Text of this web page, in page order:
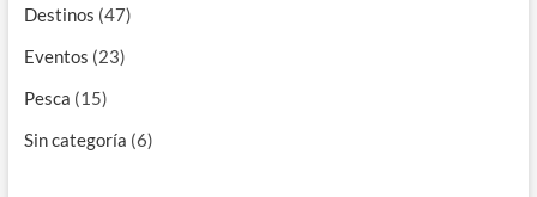
Destinos (47)
Eventos (23)
Pesca (15)
Sin categoría (6)